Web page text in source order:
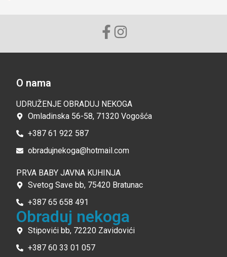
O nama
UDRUŽENJE OBRADUJ NEKOGA
Omladinska 56-58, 71320 Vogošća
+387 61 922 587
obradujnekoga@hotmail.com
PRVA BABY JAVNA KUHINJA
Svetog Save bb, 75420 Bratunac
+387 65 658 491
Obraduj nekoga
Stipovići bb, 72220 Zavidovići
+387 60 33 01 057